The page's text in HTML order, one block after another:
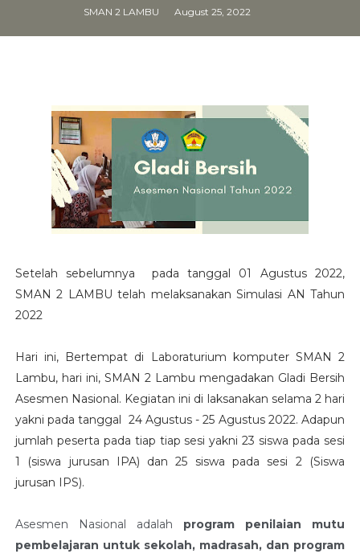
SMAN 2 LAMBU August 25, 2022
Setelah sebelumnya pada tanggal 01 Agustus 2022,
SMAN 2 LAMBU telah melaksanakan Simulasi AN Tahun
2022
Hari ini, Bertempat di Laboraturium komputer SMAN 2
Lambu, hari ini, SMAN 2 Lambu mengadakan Gladi Bersih
Asesmen Nasional. Kegiatan ini di laksanakan selama 2 hari
yakni pada tanggal 24 Agustus - 25 Agustus 2022. Adapun
jumlah peserta pada tiap tiap sesi yakni 23 siswa pada sesi
1 (siswa jurusan IPA) dan 25 siswa pada sesi 2 (Siswa
jurusan IPS).
Asesmen Nasional adalah program penilaian mutu
pembelajaran untuk sekolah, madrasah, dan program